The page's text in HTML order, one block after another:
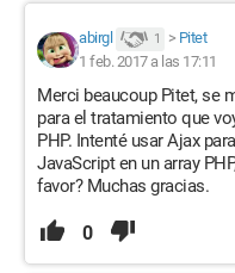
abirgl 1 > Pitet
1 feb. 2017 a las 17:11
Merci beaucoup Pitet, se
para el tratamiento que
PHP. Intenté usar Ajax
JavaScript en un array
favor? Muchas gracias.
0